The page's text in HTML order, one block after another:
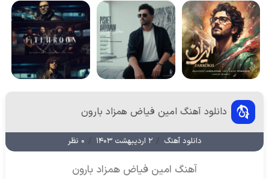
دانلود آهنگ امین فیاض همزاد بارون
دانلود آهنگ / ۲ اردیبهشت ۱۴۰۳ / ۰ نظر
آهنگ امین فیاض همزاد بارون